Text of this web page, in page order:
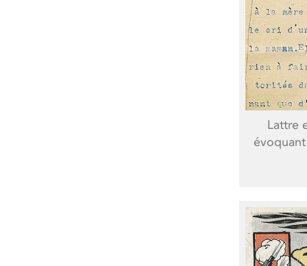
Lattre